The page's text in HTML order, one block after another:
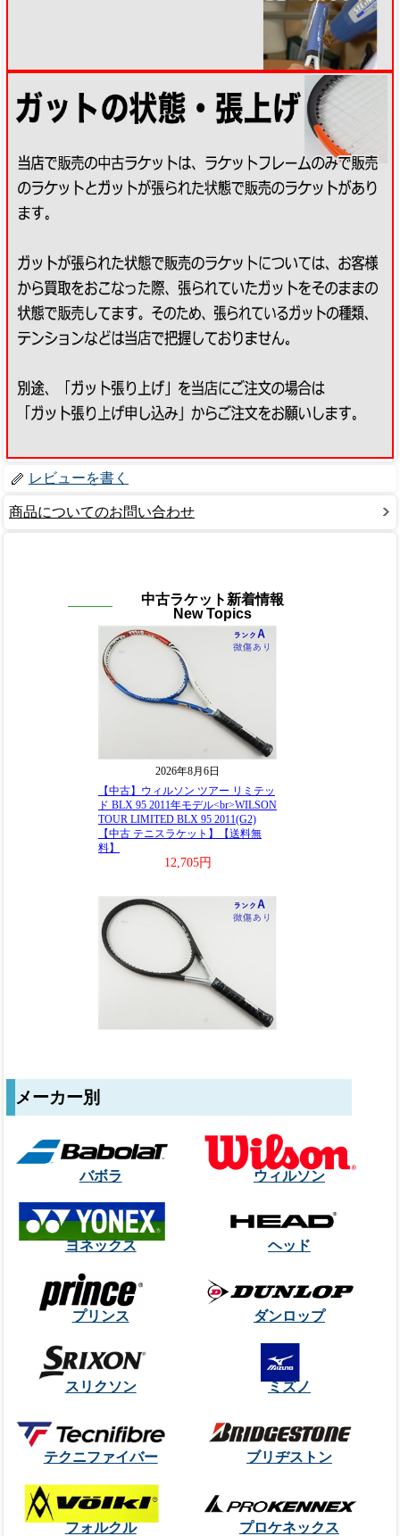
レビューを書く
商品についてのお問い合わせ
中古ラケット新着情報
New Topics
メーカー別
バボラ ウィルソン
ヨネックス ヘッド
プリンス ダンロップ
スリクソン ミズノ
テクニファイバー ブリヂストン
フォルクル プロケネックス